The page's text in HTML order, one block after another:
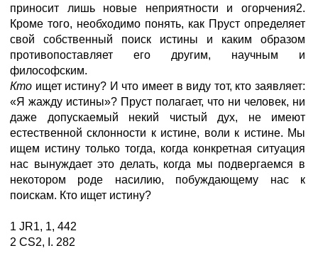
приносит лишь новые неприятности и огорчения2.
Кроме того, необходимо понять, как Пруст определяет
свой собственный поиск истины и каким образом
противопоставляет его другим, научным и
философским.
Кто ищет истину? И что имеет в виду тот, кто заявляет:
«Я жажду истины»? Пруст полагает, что ни человек, ни
даже допускаемый некий чистый дух, не имеют
естественной склонности к истине, воли к истине. Мы
ищем истину только тогда, когда конкретная ситуация
нас вынуждает это делать, когда мы подвергаемся в
некотором роде насилию, побуждающему нас к
поискам. Кто ищет истину?
1 JR1, 1, 442
2 CS2, I. 282